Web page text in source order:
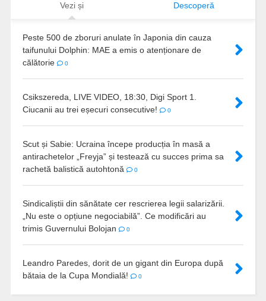
Vezi și Descoperă
Peste 500 de zboruri anulate în Japonia din cauza
taifunului Dolphin: MAE a emis o atenționare de
călătorie
0
Csikszereda, LIVE VIDEO, 18:30, Digi Sport 1.
Ciucanii au trei eșecuri consecutive!
0
Scut și Sabie: Ucraina începe producția în masă a
antirachetelor „Freyja” și testează cu succes prima sa
rachetă balistică autohtonă
0
Sindicaliștii din sănătate cer rescrierea legii salarizării.
„Nu este o opțiune negociabilă”. Ce modificări au
trimis Guvernului Bolojan
0
Leandro Paredes, dorit de un gigant din Europa după
bătaia de la Cupa Mondială!
0